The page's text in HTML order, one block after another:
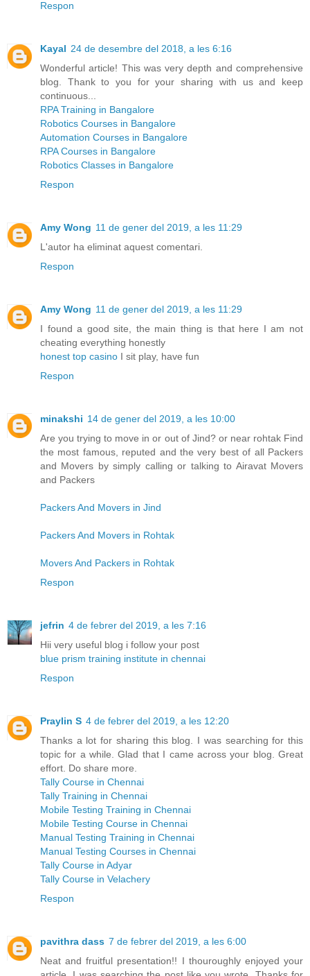
Respon
Kayal 24 de desembre del 2018, a les 6:16
Wonderful article! This was very depth and comprehensive
blog. Thank to you for your sharing with us and keep
continuous...
RPA Training in Bangalore
Robotics Courses in Bangalore
Automation Courses in Bangalore
RPA Courses in Bangalore
Robotics Classes in Bangalore
Respon
Amy Wong 11 de gener del 2019, a les 11:29
L'autor ha eliminat aquest comentari.
Respon
Amy Wong 11 de gener del 2019, a les 11:29
I found a good site, the main thing is that here I am not
cheating everything honestly
honest top casino I sit play, have fun
Respon
minakshi 14 de gener del 2019, a les 10:00
Are you trying to move in or out of Jind? or near rohtak Find
the most famous, reputed and the very best of all Packers
and Movers by simply calling or talking to Airavat Movers
and Packers
Packers And Movers in Jind
Packers And Movers in Rohtak
Movers And Packers in Rohtak
Respon
jefrin 4 de febrer del 2019, a les 7:16
Hii very useful blog i follow your post
blue prism training institute in chennai
Respon
Praylin S 4 de febrer del 2019, a les 12:20
Thanks a lot for sharing this blog. I was searching for this
topic for a while. Glad that I came across your blog. Great
effort. Do share more.
Tally Course in Chennai
Tally Training in Chennai
Mobile Testing Training in Chennai
Mobile Testing Course in Chennai
Manual Testing Training in Chennai
Manual Testing Courses in Chennai
Tally Course in Adyar
Tally Course in Velachery
Respon
pavithra dass 7 de febrer del 2019, a les 6:00
Neat and fruitful presentation!! I thouroughly enjoyed your